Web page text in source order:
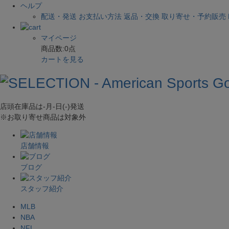
ヘルプ
配送・発送 お支払い方法 返品・交換 取り寄せ・予約販売
マイページ
商品数:0点
カートを見る
店頭在庫品は-月-日(-)発送
※お取り寄せ商品は対象外
店舗情報
ブログ
スタッフ紹介
MLB
NBA